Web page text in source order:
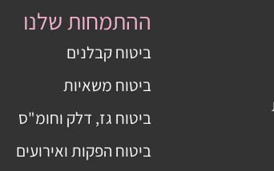
ההתמחות שלנו
ביטוח קבלנים
ביטוח משאיות
ביטוח גז, דלק וחומ"ס
ביטוח הפקות ואירועים